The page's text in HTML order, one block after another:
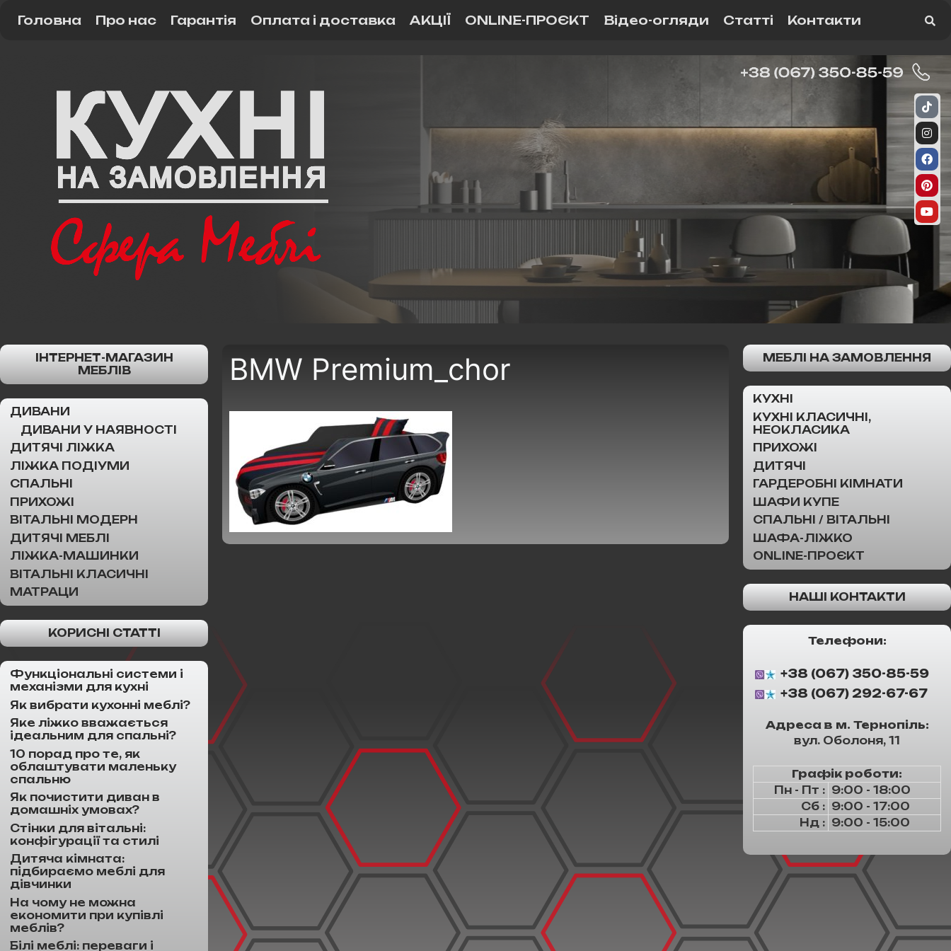
Головна Про нас Гарантія Оплата і доставка АКЦІЇ ONLINE-ПРОЄКТ Відео-огляди Статті Контакти
BMW Premium_chor
ІНТЕРНЕТ-МАГАЗИН
МЕБЛІВ
ДИВАНИ
ДИВАНИ У НАЯВНОСТІ
ДИТЯЧІ ЛІЖКА
ЛІЖКА ПОДІУМИ
СПАЛЬНІ
ПРИХОЖІ
ВІТАЛЬНІ МОДЕРН
ДИТЯЧІ МЕБЛІ
ЛІЖКА-МАШИНКИ
ВІТАЛЬНІ КЛАСИЧНІ
МАТРАЦИ
КОРИСНІ СТАТТІ
Функціональні системи і
механізми для кухні
Як вибрати кухонні меблі?
Яке ліжко вважається
ідеальним для спальні?
10 порад про те, як
облаштувати маленьку
спальню
Як почистити диван в
домашніх умовах?
Стінки для вітальні:
конфігурації та стилі
Дитяча кімната:
підбираємо меблі для
дівчинки
На чому не можна
економити при купівлі
меблів?
Білі меблі: переваги і
МЕБЛІ НА ЗАМОВЛЕННЯ
КУХНІ
КУХНІ КЛАСИЧНІ,
НЕОКЛАСИКА
ПРИХОЖІ
ДИТЯЧІ
ГАРДЕРОБНІ КІМНАТИ
ШАФИ КУПЕ
СПАЛЬНІ / ВІТАЛЬНІ
ШАФА-ЛІЖКО
ONLINE-ПРОЄКТ
НАШІ КОНТАКТИ
Телефони:
+38 (067) 350-85-59
+38 (067) 292-67-67
Адреса в м. Тернопіль:
вул. Оболоня, 11
Графік роботи:
Пн - Пт : 9:00 - 18:00
Сб : 9:00 - 17:00
Нд : 9:00 - 15:00